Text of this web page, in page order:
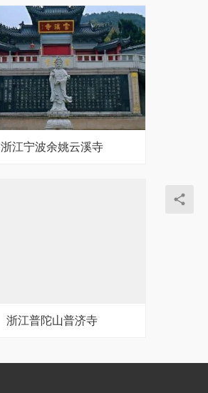
浙江宁波余姚云溪寺
浙江普陀山普济寺